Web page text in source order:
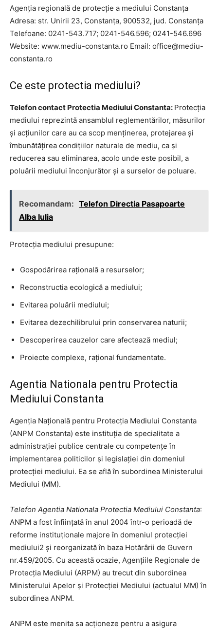
Agenţia regională de protecţie a mediului Constanţa
Adresa: str. Unirii 23, Constanţa, 900532, jud. Constanţa
Telefoane: 0241-543.717; 0241-546.596; 0241-546.696
Website: www.mediu-constanta.ro Email: office@mediu-
constanta.ro
Ce este protectia mediului?
Telefon contact Protectia Mediului Constanta: Protecția
mediului reprezintă ansamblul reglementărilor, măsurilor
și acțiunilor care au ca scop menținerea, protejarea și
îmbunătățirea condițiilor naturale de mediu, ca și
reducerea sau eliminarea, acolo unde este posibil, a
poluării mediului înconjurător și a surselor de poluare.
Recomandam: Telefon Directia Pasapoarte
Alba Iulia
Protecția mediului presupune:
Gospodărirea rațională a resurselor;
Reconstructia ecologică a mediului;
Evitarea poluării mediului;
Evitarea dezechilibrului prin conservarea naturii;
Descoperirea cauzelor care afectează mediul;
Proiecte complexe, rațional fundamentate.
Agentia Nationala pentru Protectia
Mediului Constanta
Agenția Națională pentru Protecția Mediului Constanta
(ANPM Constanta) este instituția de specialitate a
administrației publice centrale cu competențe în
implementarea politicilor și legislației din domeniul
protecției mediului. Ea se află în subordinea Ministerului
Mediului (MM).
Telefon Agentia Nationala Protectia Mediului Constanta:
ANPM a fost înființată în anul 2004 într-o perioadă de
reforme instituționale majore în domeniul protecției
mediului2 și reorganizată în baza Hotărârii de Guvern
nr.459/2005. Cu această ocazie, Agențiile Regionale de
Protecția Mediului (ARPM) au trecut din subordinea
Ministerului Apelor și Protecției Mediului (actualul MM) în
subordinea ANPM.
ANPM este menita sa acționeze pentru a asigura